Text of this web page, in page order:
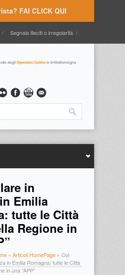
FAI CLICK QUI
Segnala illeciti o irregolarità
in
Emilia
tutte le Città
Regione in
» Articoli HomePage » Col
in Emilia Romagna: tutte le Città
in una “APP”